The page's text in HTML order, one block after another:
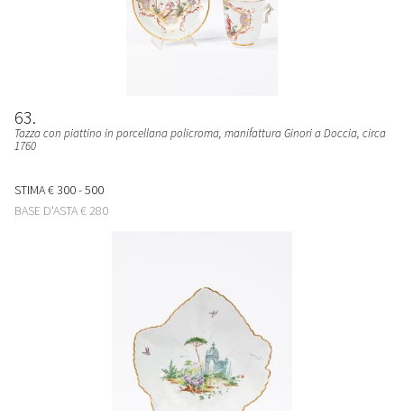
63
Tazza con piattino in porcellana policroma, manifattura Ginori a Doccia, circa
1760
STIMA€ 300 - 500
BASE D'ASTA€ 280